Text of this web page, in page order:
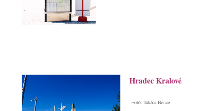
Hradec Kralové
Fotó: Takács Bence